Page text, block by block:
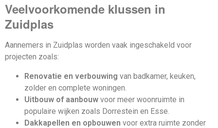
Veelvoorkomende klussen in
Zuidplas
Aannemers in Zuidplas worden vaak ingeschakeld voor
projecten zoals:
Renovatie en verbouwing van badkamer, keuken,
zolder en complete woningen.
Uitbouw of aanbouw voor meer woonruimte in
populaire wijken zoals Dorrestein en Esse.
Dakkapellen en opbouwen voor extra ruimte zonder